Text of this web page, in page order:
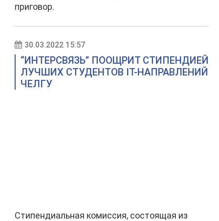
приговор.
30.03.2022 15:57
“ИНТЕРСВЯЗЬ” ПООЩРИТ СТИПЕНДИЕЙ
ЛУЧШИХ СТУДЕНТОВ IT-НАПРАВЛЕНИЙ
ЧЕЛГУ
Стипендиальная комиссия, состоящая из